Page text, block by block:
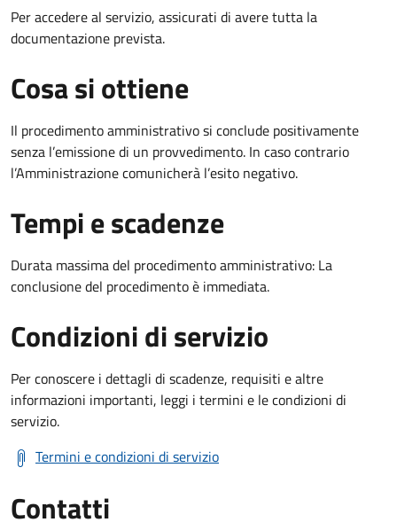
Per accedere al servizio, assicurati di avere tutta la
documentazione prevista.
Cosa si ottiene
Il procedimento amministrativo si conclude positivamente
senza l’emissione di un provvedimento. In caso contrario
l’Amministrazione comunicherà l’esito negativo.
Tempi e scadenze
Durata massima del procedimento amministrativo: La
conclusione del procedimento è immediata.
Condizioni di servizio
Per conoscere i dettagli di scadenze, requisiti e altre
informazioni importanti, leggi i termini e le condizioni di
servizio.
Termini e condizioni di servizio
Contatti